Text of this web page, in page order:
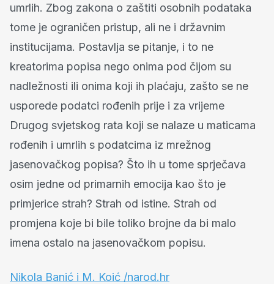
umrlih. Zbog zakona o zaštiti osobnih podataka
tome je ograničen pristup, ali ne i državnim
institucijama. Postavlja se pitanje, i to ne
kreatorima popisa nego onima pod čijom su
nadležnosti ili onima koji ih plaćaju, zašto se ne
usporede podatci rođenih prije i za vrijeme
Drugog svjetskog rata koji se nalaze u maticama
rođenih i umrlih s podatcima iz mrežnog
jasenovačkog popisa? Što ih u tome sprječava
osim jedne od primarnih emocija kao što je
primjerice strah? Strah od istine. Strah od
promjena koje bi bile toliko brojne da bi malo
imena ostalo na jasenovačkom popisu.
Nikola Banić i M. Koić /narod.hr